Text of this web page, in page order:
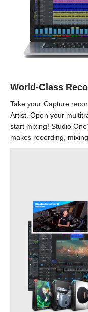
World-Class
Take your Capture
Artist. Open your
start mixing! Studio
makes recording,